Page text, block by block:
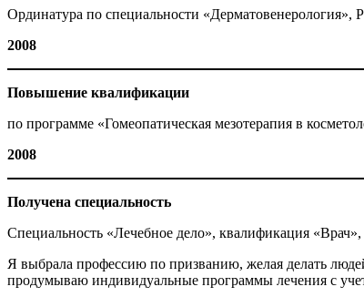
Ординатура по специальности «Дерматовенерология»,
2008
Повышение квалификации
по программе «Гомеопатическая мезотерапия в
2008
Получена специальность
Специальность «Лечебное дело», квалификация
Я выбрала профессию по призванию, желая делать
продумываю индивидуальные программы лечения с